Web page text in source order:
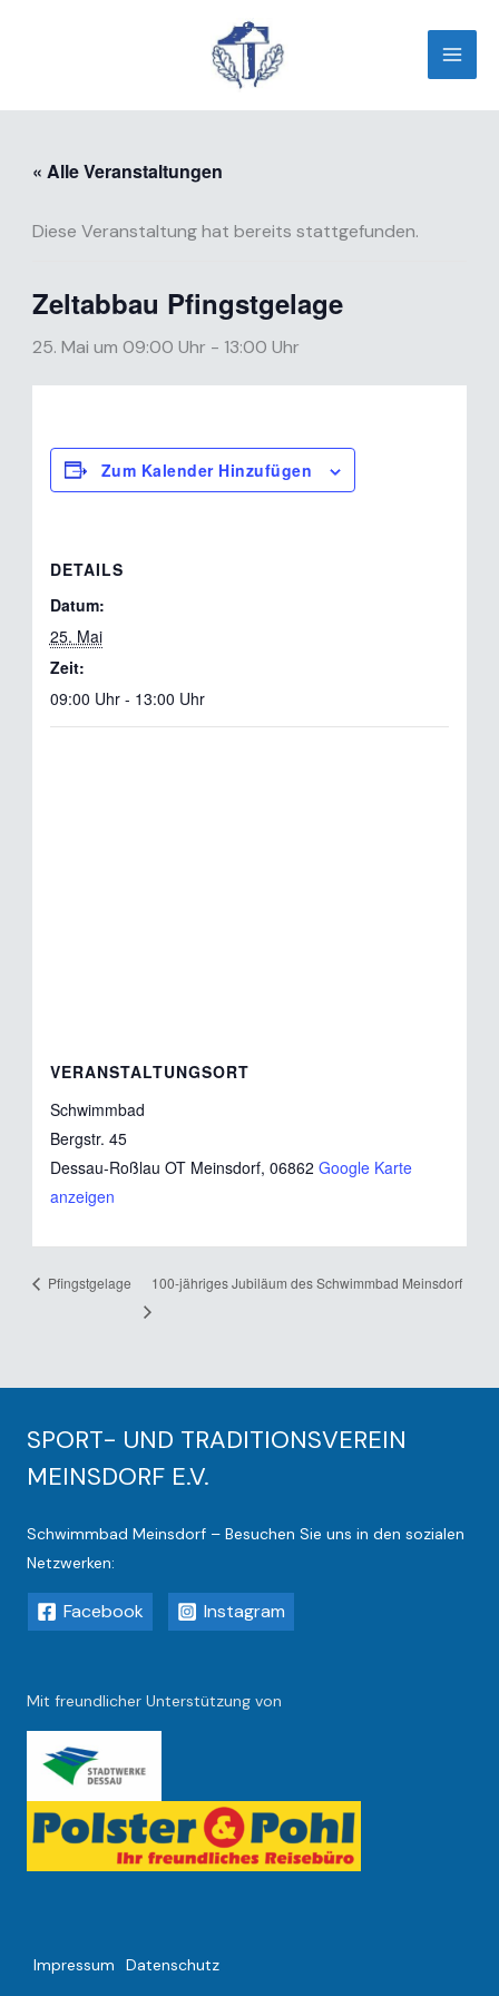
« Alle Veranstaltungen
Diese Veranstaltung hat bereits stattgefunden.
Zeltabbau Pfingstgelage
25. Mai um 09:00 Uhr - 13:00 Uhr
Zum Kalender Hinzufügen
DETAILS
Datum:
25. Mai
Zeit:
09:00 Uhr - 13:00 Uhr
VERANSTALTUNGSORT
Schwimmbad
Bergstr. 45
Dessau-Roßlau OT Meinsdorf, 06862 Google Karte
anzeigen
Pfingstgelage 100-jähriges Jubiläum des Schwimmbad Meinsdorf
SPORT- UND TRADITIONSVEREIN
MEINSDORF E.V.
Schwimmbad Meinsdorf – Besuchen Sie uns in den sozialen
Netzwerken:
Facebook Instagram
Mit freundlicher Unterstützung von
Impressum Datenschutz